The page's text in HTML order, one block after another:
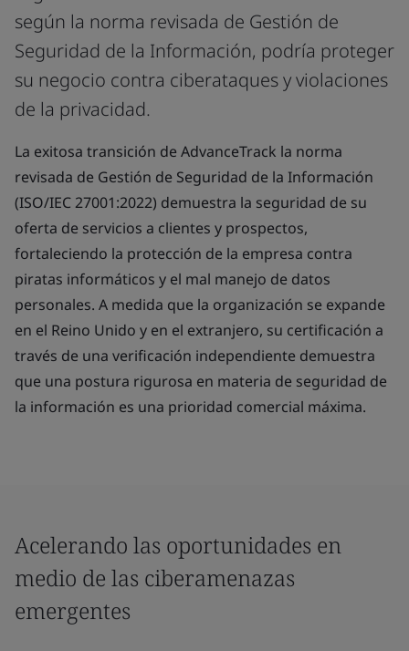
según la norma revisada de Gestión de
Seguridad de la Información, podría proteger
su negocio contra ciberataques y violaciones
de la privacidad.
La exitosa transición de AdvanceTrack la norma
revisada de Gestión de Seguridad de la Información
(ISO/IEC 27001:2022) demuestra la seguridad de su
oferta de servicios a clientes y prospectos,
fortaleciendo la protección de la empresa contra
piratas informáticos y el mal manejo de datos
personales. A medida que la organización se expande
en el Reino Unido y en el extranjero, su certificación a
través de una verificación independiente demuestra
que una postura rigurosa en materia de seguridad de
la información es una prioridad comercial máxima.
Acelerando las oportunidades en
medio de las ciberamenazas
emergentes